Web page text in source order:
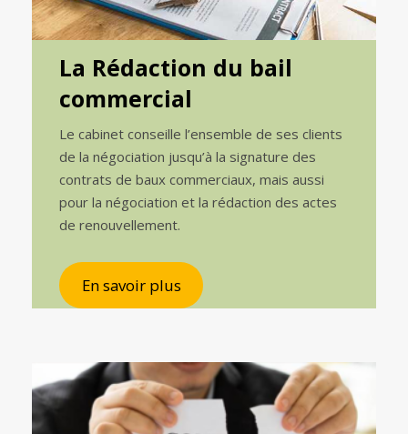
La Rédaction du bail
commercial
Le cabinet conseille l’ensemble de ses clients
de la négociation jusqu’à la signature des
contrats de baux commerciaux, mais aussi
pour la négociation et la rédaction des actes
de renouvellement.
En savoir plus